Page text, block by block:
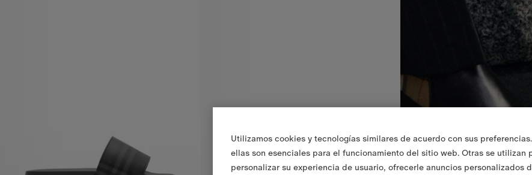
Utilizamos cookies y tecnologías similares de acuerdo con sus
ellas son esenciales para el funcionamiento del sitio web. Otras se utilizan
personalizar su experiencia de usuario, ofrecerle anuncios personalizados